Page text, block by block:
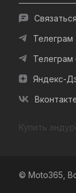
Телеграм
Телеграм
Яндекс-
Купить
© Moto365,